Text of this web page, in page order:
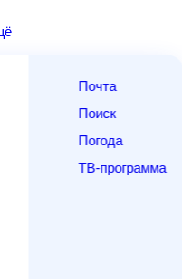
Ещё
Почта
Поиск
Погода
ТВ-программа
Выходные